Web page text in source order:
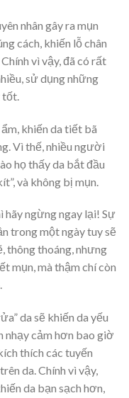
nhân gây ra mụn
cách, khiến lỗ chân
vì vậy, đã có rất
sử dụng những
khiến da tiết bã
Vì thế, nhiều người
họ thấy da bắt đầu
và không bị mụn.
hãy ngừng ngay lại! Sự
trong một ngày tuy sẽ
thông thoáng, nhưng
mụn, mà thậm chí còn
da sẽ khiến da yếu
nhạy cảm hơn bao giờ
thích các tuyến
da. Chính vì vậy,
da bạn sạch hơn,